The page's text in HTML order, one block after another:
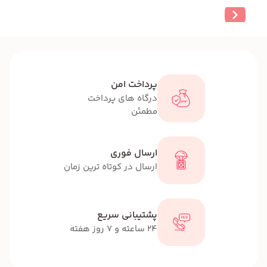
پرداخت امن
درگاه های پرداخت
مطمئن
ارسال فوری
ارسال در کوتاه ترین زمان
پشتیبانی سریع
24 ساعته و 7 روز هفته